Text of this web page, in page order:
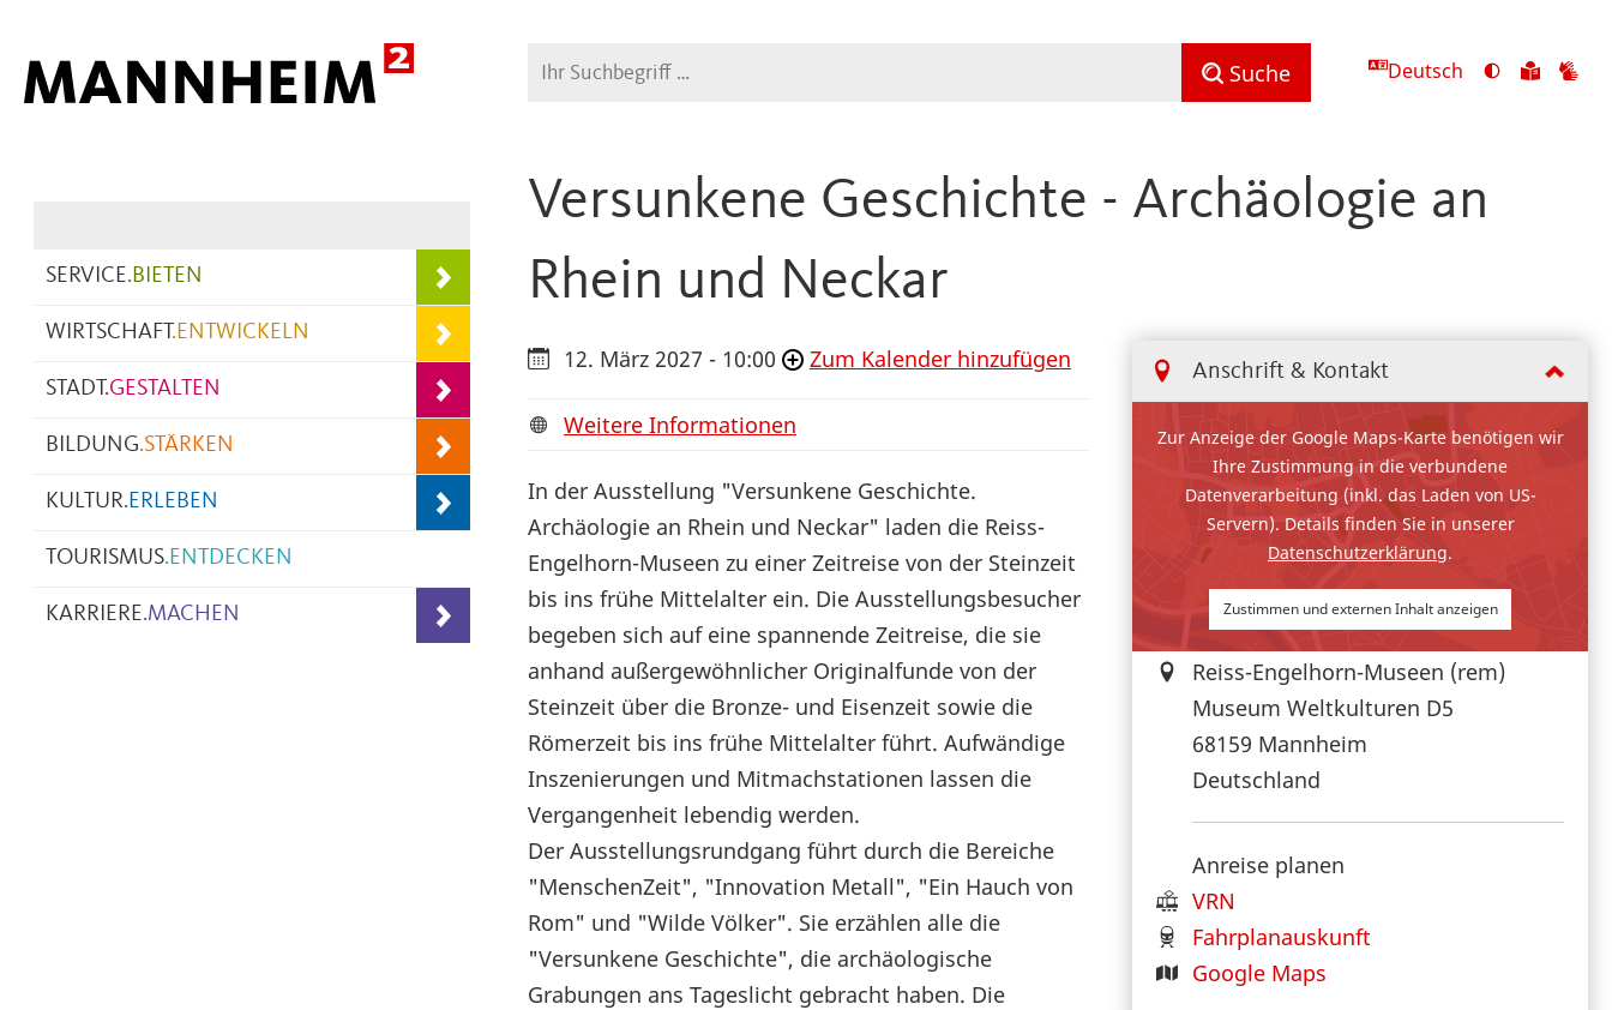
Suche Suche Deutsch
Ansicht
Zu
SERVICE.BIETEN
WIRTSCHAFT.ENTWICKELN
STADT.GESTALTEN
BILDUNG.STÄRKEN
KULTUR.ERLEBEN
TOURISMUS.ENTDECKEN
KARRIERE.MACHEN
Versunkene Geschichte - Archäologie an
Rhein und Neckar
Anschrift & Kontakt
Zur Anzeige der Google Maps-Karte benötigen wir
Ihre Zustimmung in die verbundene
Datenverarbeitung (inkl. das Laden von US-
Servern). Details finden Sie in unserer
Datenschutzerklärung.
Zustimmen und externen Inhalt anzeigen
Reiss-Engelhorn-Museen (rem)
Museum Weltkulturen D5
68159 Mannheim
Deutschland
Anreise planen
VRN
Fahrplanauskunft
Google Maps
12. März 2027 - 10:00 Zum Kalender hinzufügen
Weitere Informationen
In der Ausstellung "Versunkene Geschichte.
Archäologie an Rhein und Neckar" laden die Reiss-
Engelhorn-Museen zu einer Zeitreise von der Steinzeit
bis ins frühe Mittelalter ein. Die Ausstellungsbesucher
begeben sich auf eine spannende Zeitreise, die sie
anhand außergewöhnlicher Originalfunde von der
Steinzeit über die Bronze- und Eisenzeit sowie die
Römerzeit bis ins frühe Mittelalter führt. Aufwändige
Inszenierungen und Mitmachstationen lassen die
Vergangenheit lebendig werden.
Der Ausstellungsrundgang führt durch die Bereiche
"MenschenZeit", "Innovation Metall", "Ein Hauch von
Rom" und "Wilde Völker". Sie erzählen alle die
"Versunkene Geschichte", die archäologische
Grabungen ans Tageslicht gebracht haben. Die